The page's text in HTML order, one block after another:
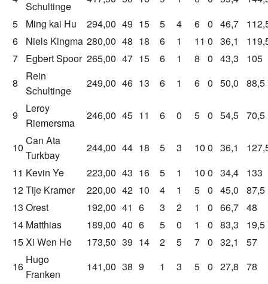
Schultinge
5
Ming kai Hu 294,00 49 15 5 4 6 0 46,7
6
Niels Kingma 280,00 48 18 6 1 11 0 36,1
7
Egbert Spoor 265,00 47 15 6 1 8 0 43,3
105
8
Rein
Schultinge
249,00 46 13 6 1 6 0 50,0 88,5
9
Leroy
Riemersma
246,00 45 11 6 0 5 0 54,5 70,5
10
Can Ata
Turkbay
244,00 44 18 5 3 10 0 36,1
11 Kevin Ye 223,00 43 16 5 1 10 0 34,4
133
12Tije Kramer 220,00 42 10 4 1 5 0 45,0
87,5
13 Orest 192,00 41 6 3 2 1 0 66,7 48
14 Matthias 189,00 40 6 5 0 1 0 83,3
19,5
15Xi Wen He 173,50 39 14 2 5 7 0 32,1
57
16
Hugo
Franken
141,00 38 9 1 3 5 0 27,8 78